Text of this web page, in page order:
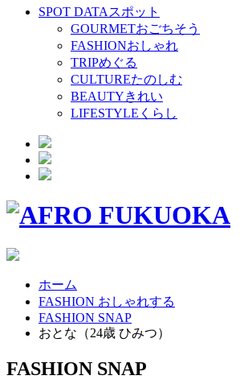
SPOT DATA スポット
GOURMETおごちそう
FASHIONおしゃれ
TRIPめぐる
CULTUREたのしむ
BEAUTYきれい
LIFESTYLE くらし
ホーム
FASHION おしゃれする
FASHION SNAP
おとな（24歳 ひみつ）
FASHION SNAP